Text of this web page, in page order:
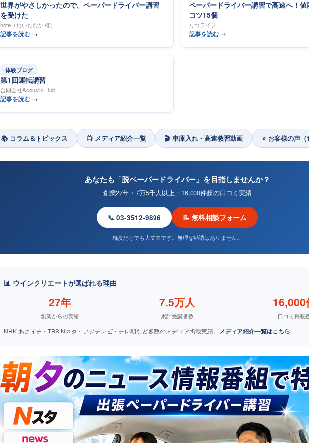
世界がやさしかったので、ペーパードライバー講習
を受けた
note（れいたなか 様）
記事を読む →
ペーパードライバー講習で高速へ！
コツ15個
りつライフ
記事を読む →
体験ブログ
第1回運転講習
合同会社Acoustic Dub
記事を読む →
📚 コラム＆トピックス 📺 メディア紹介一覧 🎬 車庫入れ・高速教習動画 ⭐ お客様の声（
あなたも「脱ペーパードライバー」を目指しませんか？
創業27年・7万5千人以上・16,000件超の口コミ実績
📞 03-3512-9896 📝 無料相談フォーム
相談だけでも大丈夫です。無理な勧誘はありません。
📊 ウインクリエートが選ばれる理由
27年
創業からの実績
7.5万人
累計受講者数
16,000
口コミ掲載
NHK あさイチ・TBS Nスタ・フジテレビ・テレ朝など多数のメディア掲載実績。 メディア紹介一覧はこちら